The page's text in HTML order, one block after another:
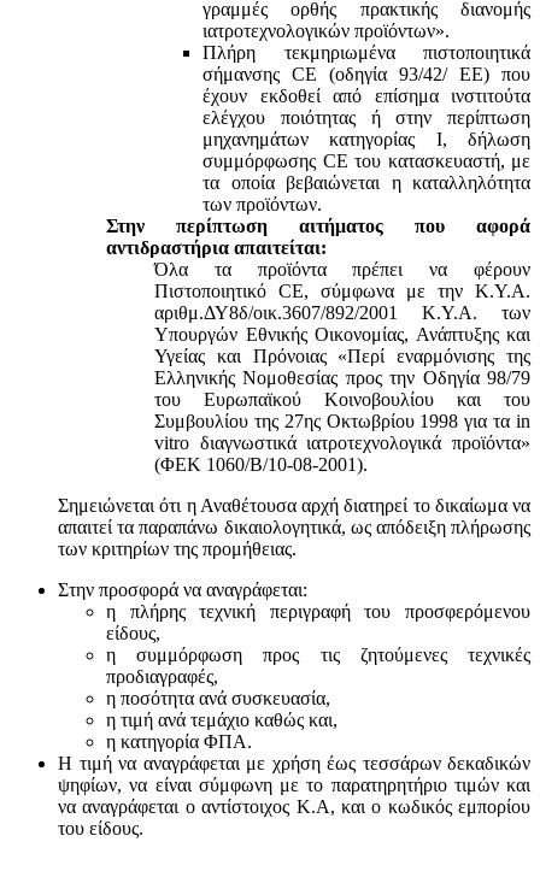
γραμμές ορθής πρακτικής διανομής
ιατροτεχνολογικών προϊόντων».
Πλήρη τεκμηριωμένα πιστοποιητικά
σήμανσης CE (οδηγία 93/42/ ΕΕ) που
έχουν εκδοθεί από επίσημα ινστιτούτα
ελέγχου ποιότητας ή στην περίπτωση
μηχανημάτων κατηγορίας Ι, δήλωση
συμμόρφωσης CE του κατασκευαστή, με
τα οποία βεβαιώνεται η καταλληλότητα
των προϊόντων.
Στην περίπτωση αιτήματος που αφορά
αντιδραστήρια απαιτείται:
Όλα τα προϊόντα πρέπει να φέρουν
Πιστοποιητικό CE, σύμφωνα με την Κ.Υ.Α.
αριθμ.ΔΥ8δ/οικ.3607/892/2001 Κ.Υ.Α. των
Υπουργών Εθνικής Οικονομίας, Ανάπτυξης και
Υγείας και Πρόνοιας «Περί εναρμόνισης της
Ελληνικής Νομοθεσίας προς την Οδηγία 98/79
του Ευρωπαϊκού Κοινοβουλίου και του
Συμβουλίου της 27ης Οκτωβρίου 1998 για τα in
vitro διαγνωστικά ιατροτεχνολογικά προϊόντα»
(ΦΕΚ 1060/Β/10-08-2001).
Σημειώνεται ότι η Αναθέτουσα αρχή διατηρεί το δικαίωμα να
απαιτεί τα παραπάνω δικαιολογητικά, ως απόδειξη πλήρωσης
των κριτηρίων της προμήθειας.
Στην προσφορά να αναγράφεται:
η πλήρης τεχνική περιγραφή του προσφερόμενου
είδους,
η συμμόρφωση προς τις ζητούμενες τεχνικές
προδιαγραφές,
η ποσότητα ανά συσκευασία,
η τιμή ανά τεμάχιο καθώς και,
η κατηγορία ΦΠΑ.
Η τιμή να αναγράφεται με χρήση έως τεσσάρων δεκαδικών
ψηφίων, να είναι σύμφωνη με το παρατηρητήριο τιμών και
να αναγράφεται ο αντίστοιχος Κ.Α, και ο κωδικός εμπορίου
του είδους.